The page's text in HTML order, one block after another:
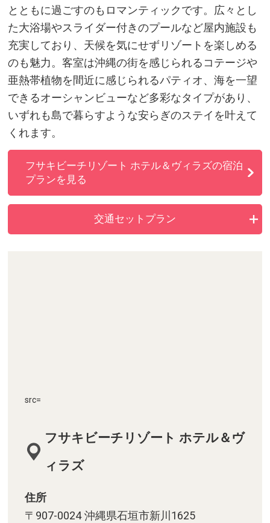
とともに過ごすのもロマンティックです。広々とし
た大浴場やスライダー付きのプールなど屋内施設も
充実しており、天候を気にせずリゾートを楽しめる
のも魅力。客室は沖縄の街を感じられるコテージや
亜熱帯植物を間近に感じられるパティオ、海を一望
できるオーシャンビューなど多彩なタイプがあり、
いずれも島で暮らすような安らぎのステイを叶えて
くれます。
フサキビーチリゾート ホテル＆ヴィラズの宿泊
プランを見る
交通セットプラン
src=
フサキビーチリゾート ホテル＆ヴ
ィラズ
住所
〒907-0024 沖縄県石垣市新川1625